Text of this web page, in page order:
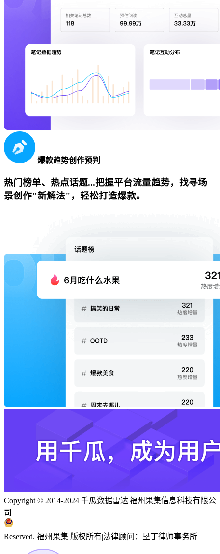
爆款趋势创作预判
热门榜单、热点话题...把握平台流量趋势，找寻场
景创作"新解法"，轻松打造爆款。
Copyright © 2014-2024 千瓜数据雷达|福州果集信息科技有限公
司
|
Reserved. 福州果集 版权所有|法律顾问：垦丁律师事务所